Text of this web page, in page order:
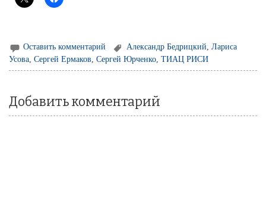
Оставить комментарий Александр Бедрицкий,Лариса
Усова,Сергей Ермаков,Сергей Юрченко,ТИАЦ РИСИ
Добавить комментарий